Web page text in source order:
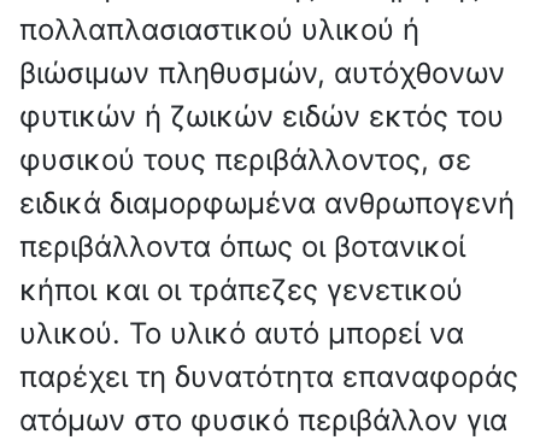
πολλαπλασιαστικού υλικού ή
βιώσιμων πληθυσμών, αυτόχθονων
φυτικών ή ζωικών ειδών εκτός του
φυσικού τους περιβάλλοντος, σε
ειδικά διαμορφωμένα ανθρωπογενή
περιβάλλοντα όπως οι βοτανικοί
κήποι και οι τράπεζες γενετικού
υλικού. Το υλικό αυτό μπορεί να
παρέχει τη δυνατότητα επαναφοράς
ατόμων στο φυσικό περιβάλλον για